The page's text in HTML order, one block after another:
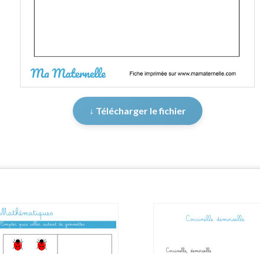
↓ Télécharger le fichier